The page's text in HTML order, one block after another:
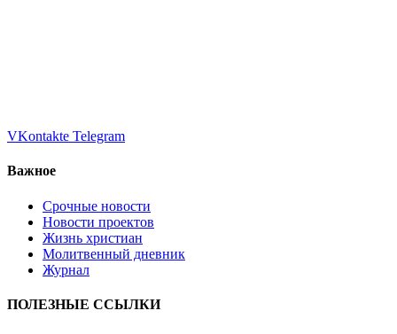
VKontakte Telegram
Важное
Срочные новости
Новости проектов
Жизнь христиан
Молитвенный дневник
Журнал
ПОЛЕЗНЫЕ ССЫЛКИ